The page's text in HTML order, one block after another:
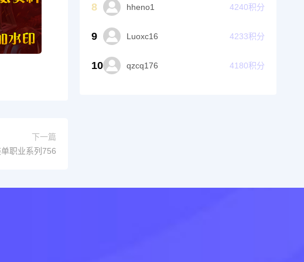
下一篇
职业系列756
8 hheno1 4240积分
9 Luoxc16 4233积分
10 qzcq176 4180积分